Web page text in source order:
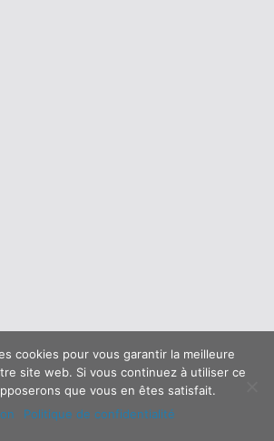
cookies pour vous garantir la meilleure
site web. Si vous continuez à utiliser ce
que vous en êtes satisfait.
Politique de confidentialité